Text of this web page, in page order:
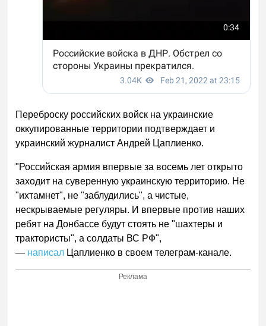
Переброску российских войск на украинские
оккупированные территории подтверждает и
украинский журналист Андрей Цаплиенко.
"Российская армия впервые за восемь лет открыто
заходит на суверенную украинскую территорию. Не
"ихтамнет", не "заблудились", а чистые,
нескрываемые регуляры. И впервые против наших
ребят на Донбассе будут стоять не "шахтеры и
трактористы", а солдаты ВС РФ",
— написал Цаплиенко в своем телеграм-канале.
Реклама